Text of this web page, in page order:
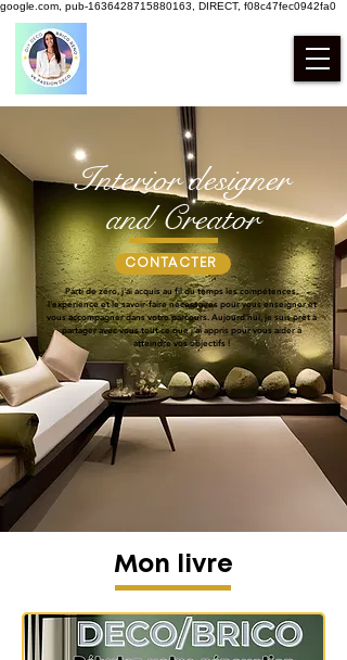
google.com, pub-1636428715880163, DIRECT, f08c47fec0942fa0
Interior designer
and Creator
CONTACTER
Parti de zéro, j'ai acquis au fil du temps les compétences,
l'expérienceet le savoir-faire nécessaires pour vous enseigner et
vous accompagner dans votre parcours. Aujourd'hui, je suis prêt à
partager avec vous tout ce que j'ai appris pour vous aider à
atteindre vos objectifs !
Mon livre